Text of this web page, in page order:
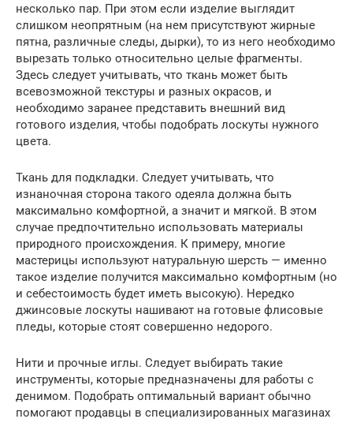
несколько пар. При этом если изделие выглядит
слишком неопрятным (на нем присутствуют жирные
пятна, различные следы, дырки), то из него необходимо
вырезать только относительно целые фрагменты.
Здесь следует учитывать, что ткань может быть
всевозможной текстуры и разных окрасов, и
необходимо заранее представить внешний вид
готового изделия, чтобы подобрать лоскуты нужного
цвета.
Ткань для подкладки. Следует учитывать, что
изнаночная сторона такого одеяла должна быть
максимально комфортной, а значит и мягкой. В этом
случае предпочтительно использовать материалы
природного происхождения. К примеру, многие
мастерицы используют натуральную шерсть — именно
такое изделие получится максимально комфортным (но
и себестоимость будет иметь высокую). Нередко
джинсовые лоскуты нашивают на готовые флисовые
пледы, которые стоят совершенно недорого.
Нити и прочные иглы. Следует выбирать такие
инструменты, которые предназначены для работы с
денимом. Подобрать оптимальный вариант обычно
помогают продавцы в специализированных магазинах